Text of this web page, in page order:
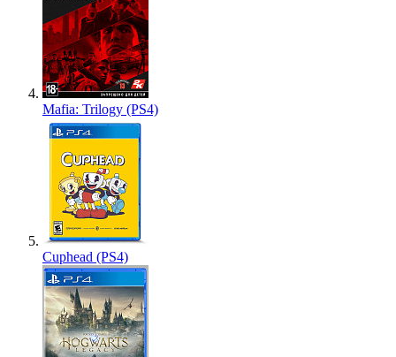
Mafia: Trilogy (PS4)
Cuphead (PS4)